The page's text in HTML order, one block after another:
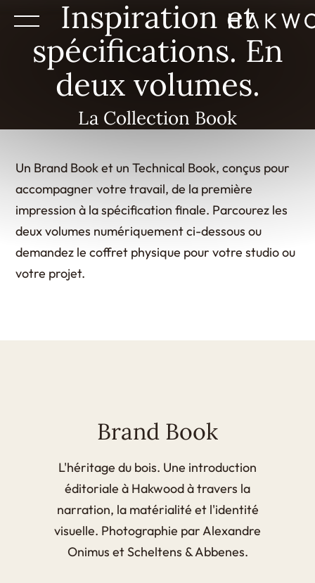
Inspiration et
spécifications. En
deux volumes.
La Collection Book
Un Brand Book et un Technical Book, conçus pour
accompagner votre travail, de la première
impression à la spécification finale. Parcourez les
deux volumes numériquement ci-dessous ou
demandez le coffret physique pour votre studio ou
votre projet.
Brand Book
L'héritage du bois. Une introduction
éditoriale à Hakwood à travers la
narration, la matérialité et l'identité
visuelle. Photographie par Alexandre
Onimus et Scheltens & Abbenes.